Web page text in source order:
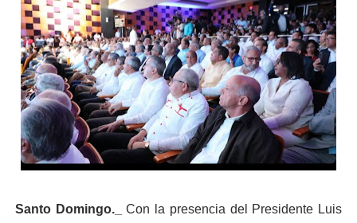
Santo Domingo._Con la presencia del Presidente Luis